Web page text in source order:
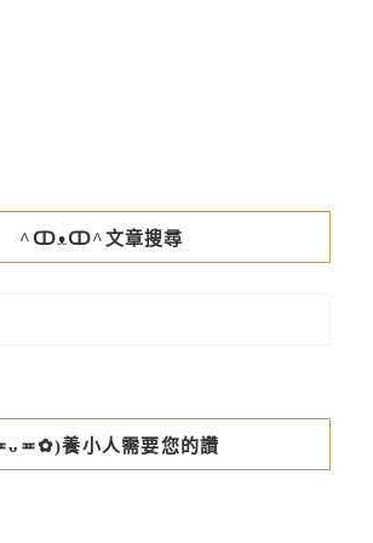
^ↀᴥↀ^文章搜尋
養小人需要您的讚